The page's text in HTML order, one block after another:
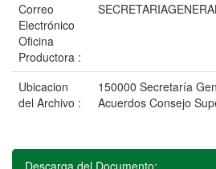
Correo
Electrónico
Oficina
Productora :
Ubicacion
del Archivo :
150000 Secretaría
Acuerdos Consejo